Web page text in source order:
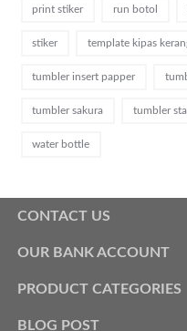
print stiker run botol
stiker template kipas
tumbler insert papper
tumbler sakura tumbler
water bottle
CONTACT US
OUR BANK ACCOUNT
PRODUCT CATEGORIES
BLOG POST